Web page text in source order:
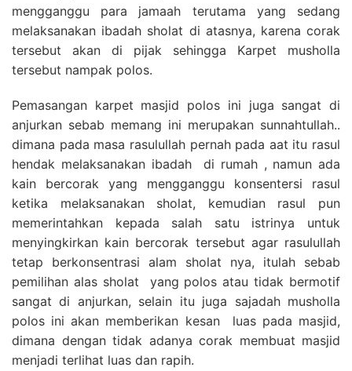
mengganggu para jamaah terutama yang sedang
melaksanakan ibadah sholat di atasnya, karena corak
tersebut akan di pijak sehingga Karpet musholla
tersebut nampak polos.
Pemasangan karpet masjid polos ini juga sangat di
anjurkan sebab memang ini merupakan sunnahtullah..
dimana pada masa rasulullah pernah pada aat itu rasul
hendak melaksanakan ibadah di rumah , namun ada
kain bercorak yang mengganggu konsentersi rasul
ketika melaksanakan sholat, kemudian rasul pun
memerintahkan kepada salah satu istrinya untuk
menyingkirkan kain bercorak tersebut agar rasulullah
tetap berkonsentrasi alam sholat nya, itulah sebab
pemilihan alas sholat yang polos atau tidak bermotif
sangat di anjurkan, selain itu juga sajadah musholla
polos ini akan memberikan kesan luas pada masjid,
dimana dengan tidak adanya corak membuat masjid
menjadi terlihat luas dan rapih.